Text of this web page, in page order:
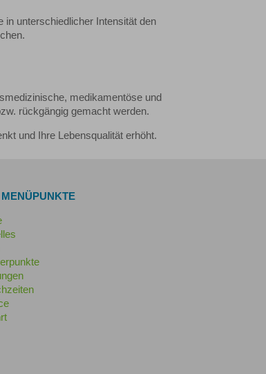
in unterschiedlicher Intensität den
medikamentöse und
rückgängig gemacht werden.
und Ihre Lebensqualität erhöht.